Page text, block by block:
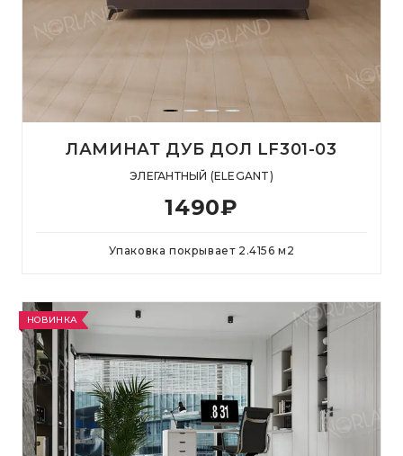
ЛАМИНАТ ДУБ ДОЛ LF301-03
ЭЛЕГАНТНЫЙ (ELEGANT)
1490₽
Упаковка покрывает 2.4156 м 2
НОВИНКА